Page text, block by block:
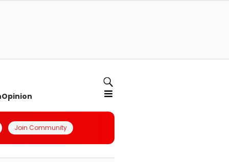
Opinion
Join Community